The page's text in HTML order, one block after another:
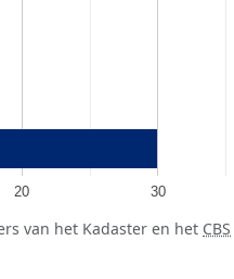
20 30
van het Kadaster en het CBS